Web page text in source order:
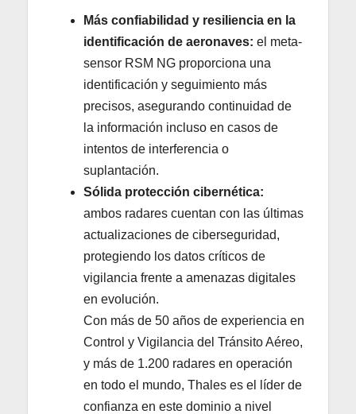
Más confiabilidad y resiliencia en la
identificación de aeronaves: el meta-
sensor RSM NG proporciona una
identificación y seguimiento más
precisos, asegurando continuidad de
la información incluso en casos de
intentos de interferencia o
suplantación.
Sólida protección cibernética:
ambos radares cuentan con las últimas
actualizaciones de ciberseguridad,
protegiendo los datos críticos de
vigilancia frente a amenazas digitales
en evolución.
Con más de 50 años de experiencia en
Control y Vigilancia del Tránsito Aéreo,
y más de 1.200 radares en operación
en todo el mundo, Thales es el líder de
confianza en este dominio a nivel